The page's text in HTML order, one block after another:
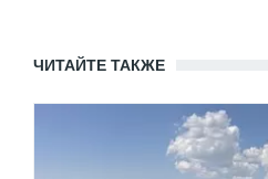
ЧИТАЙТЕ ТАКЖЕ